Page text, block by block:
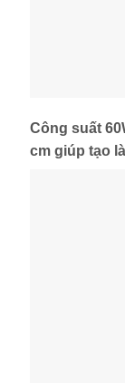
Công suất
cm giúp tạo